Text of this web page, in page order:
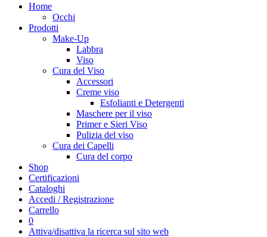
Home
Occhi
Prodotti
Make-Up
Labbra
Viso
Cura del Viso
Accessori
Creme viso
Esfolianti e Detergenti
Maschere per il viso
Primer e Sieri Viso
Pulizia del viso
Cura dei Capelli
Cura del corpo
Shop
Certificazioni
Cataloghi
Accedi / Registrazione
Carrello
0
Attiva/disattiva la ricerca sul sito web